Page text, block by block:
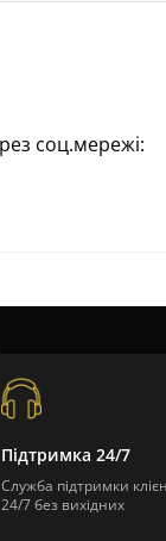
соц.мережі:
Підтримка 24/7
Служба підтримки
24/7 без вихідних